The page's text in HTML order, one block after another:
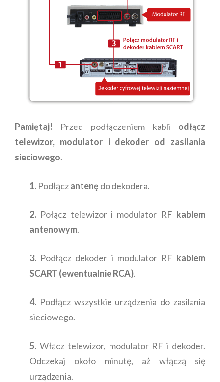
Pamiętaj! Przed podłączeniem kabli odłącz
telewizor, modulator i dekoder od zasilania
sieciowego.
1. Podłączantenę do dekodera.
2. Połącz telewizor i modulator RF kablem
antenowym.
3. Podłącz dekoder i modulator RF kablem
SCART (ewentualnie RCA).
4. Podłącz wszystkie urządzenia do zasilania
sieciowego.
5. Włącz telewizor, modulator RF i dekoder.
Odczekaj około minutę, aż włączą się
urządzenia.